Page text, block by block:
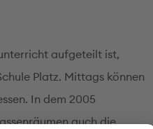
aufgeteilt ist,
Platz. Mittags können
In dem 2005
auch die